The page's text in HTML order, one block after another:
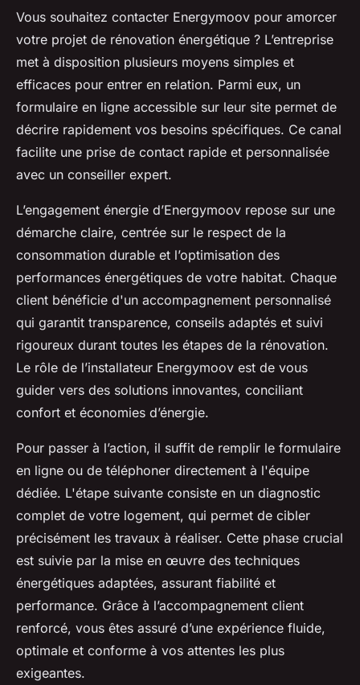
Vous souhaitez contacter Energymoov pour amorcer
votre projet de rénovation énergétique ? L’entreprise
met à disposition plusieurs moyens simples et
efficaces pour entrer en relation. Parmi eux, un
formulaire en ligne accessible sur leur site permet de
décrire rapidement vos besoins spécifiques. Ce canal
facilite une prise de contact rapide et personnalisée
avec un conseiller expert.
L’engagement énergie d’Energymoov repose sur une
démarche claire, centrée sur le respect de la
consommation durable et l’optimisation des
performances énergétiques de votre habitat. Chaque
client bénéficie d'un accompagnement personnalisé
qui garantit transparence, conseils adaptés et suivi
rigoureux durant toutes les étapes de la rénovation.
Le rôle de l’installateur Energymoov est de vous
guider vers des solutions innovantes, conciliant
confort et économies d’énergie.
Pour passer à l’action, il suffit de remplir le formulaire
en ligne ou de téléphoner directement à l'équipe
dédiée. L'étape suivante consiste en un diagnostic
complet de votre logement, qui permet de cibler
précisément les travaux à réaliser. Cette phase crucial
est suivie par la mise en œuvre des techniques
énergétiques adaptées, assurant fiabilité et
performance. Grâce à l’accompagnement client
renforcé, vous êtes assuré d’une expérience fluide,
optimale et conforme à vos attentes les plus
exigeantes.